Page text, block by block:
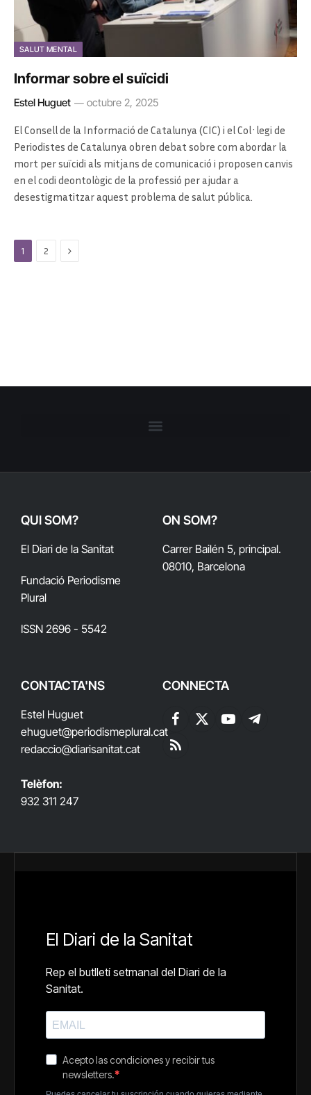
SALUT MENTAL
Informar sobre el suïcidi
Estel Huguet octubre 2, 2025
El Consell de la Informació de Catalunya (CIC) i el Col·legi de
Periodistes de Catalunya obren debat sobre com abordar la
mort per suïcidi als mitjans de comunicació i proposen canvis
en el codi deontològic de la professió per ajudar a
desestigmatitzar aquest problema de salut pública.
1 2 Next
QUI SOM?
El Diari de la Sanitat
Fundació Periodisme
Plural
ISSN 2696 - 5542
ON SOM?
Carrer Bailén 5, principal.
08010, Barcelona
CONTACTA'NS
Estel Huguet
ehuguet@periodismeplural.cat
redaccio@diarisanitat.cat
Telèfon:
932 311 247
CONNECTA
Facebook
X
YouTubeTelegram
RSS